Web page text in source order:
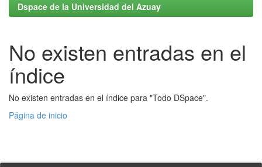
Dspace de la Universidad del Azuay
No existen entradas en el
índice
No existen entradas en el índice para "Todo DSpace".
Página de inicio